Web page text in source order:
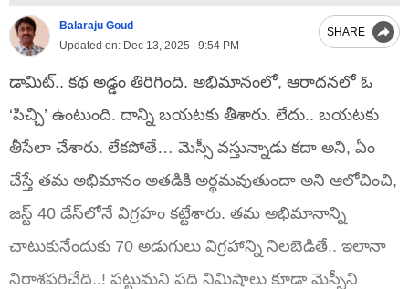
Balaraju Goud
Updated on: Dec 13, 2025 | 9:54 PM
SHARE
డామిట్.. కథ అడ్డం తిరిగింది. అభిమానంలో, ఆరాదనలో ఓ
‘పిచ్చి’ ఉంటుంది. దాన్ని బయటకు తీశారు. లేదు.. బయటకు
తీసేలా చేశారు. లేకపోతే… మెస్సీ వస్తున్నాడు కదా అని, ఏం
చేస్తే తమ అభిమానం అతడికి అర్థమవుతుందా అని ఆలోచించి,
జస్ట్ 40 డేస్‌లోనే విగ్రహం కట్టేశారు. తమ అభిమానాన్ని
చాటుకునేందుకు 70 అడుగులు విగ్రహాన్ని నిలబెడితే.. ఇలానా
నిరాశపరిచేది..! పట్టుమని పది నిమిషాలు కూడా మెస్సీని